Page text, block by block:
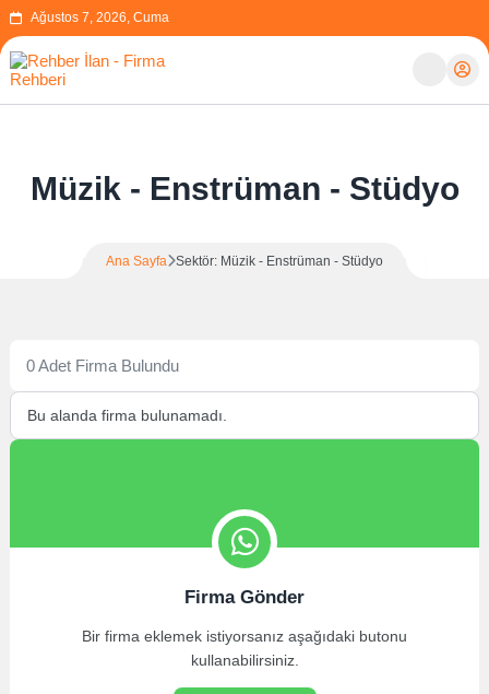
Ağustos 7, 2026, Cuma
Müzik - Enstrüman - Stüdyo
Ana Sayfa Sektör: Müzik - Enstrüman - Stüdyo
0 Adet Firma Bulundu
Bu alanda firma bulunamadı.
Firma Gönder
Bir firma eklemek istiyorsanız aşağıdaki butonu
kullanabilirsiniz.